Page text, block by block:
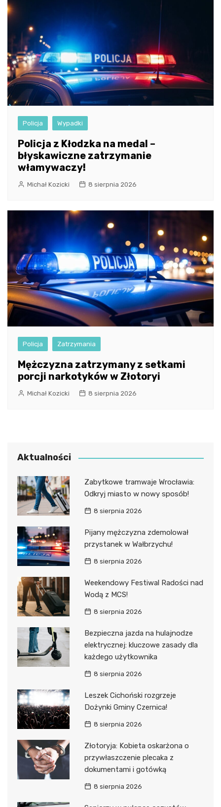
Policja Wypadki
Policja z Kłodzka na medal –
błyskawiczne zatrzymanie
włamywaczy!
Michał Kozicki 8 sierpnia 2026
Policja Zatrzymania
Mężczyzna zatrzymany z setkami
porcji narkotyków w Złotoryi
Michał Kozicki 8 sierpnia 2026
Aktualności
Zabytkowe tramwaje Wrocławia:
Odkryj miasto w nowy sposób!
8 sierpnia 2026
Pijany mężczyzna zdemolował
przystanek w Wałbrzychu!
8 sierpnia 2026
Weekendowy Festiwal Radości nad
Wodą z MCS!
8 sierpnia 2026
Bezpieczna jazda na hulajnodze
elektrycznej: kluczowe zasady dla
każdego użytkownika
8 sierpnia 2026
Leszek Cichoński rozgrzeje
Dożynki Gminy Czernica!
8 sierpnia 2026
Złotoryja: Kobieta oskarżona o
przywłaszczenie plecaka z
dokumentami i gotówką
8 sierpnia 2026